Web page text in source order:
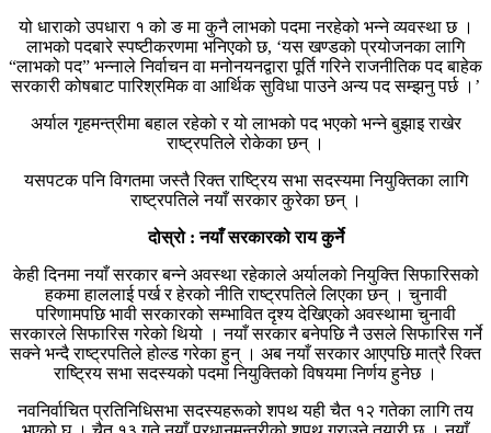
यो धाराको उपधारा १ को ङ मा कुनै लाभको पदमा नरहेको भन्ने व्यवस्था छ ।
लाभको पदबारे स्पष्टीकरणमा भनिएको छ, ‘यस खण्डको प्रयोजनका लागि
“लाभको पद” भन्नाले निर्वाचन वा मनोनयनद्वारा पूर्ति गरिने राजनीतिक पद बाहेक
सरकारी कोषबाट पारिश्रमिक वा आर्थिक सुविधा पाउने अन्य पद सम्झनु पर्छ ।’
अर्याल गृहमन्त्रीमा बहाल रहेको र यो लाभको पद भएको भन्ने बुझाइ राखेर
राष्ट्रपतिले रोकेका छन् ।
यसपटक पनि विगतमा जस्तै रिक्त राष्ट्रिय सभा सदस्यमा नियुक्तिका लागि
राष्ट्रपतिले नयाँ सरकार कुरेका छन् ।
दोस्रो : नयाँ सरकारको राय कुर्ने
केही दिनमा नयाँ सरकार बन्ने अवस्था रहेकाले अर्यालको नियुक्ति सिफारिसको
हकमा हाललाई पर्ख र हेरको नीति राष्ट्रपतिले लिएका छन् । चुनावी
परिणामपछि भावी सरकारको सम्भावित दृश्य देखिएको अवस्थामा चुनावी
सरकारले सिफारिस गरेको थियो । नयाँ सरकार बनेपछि नै उसले सिफारिस गर्ने
सक्ने भन्दै राष्ट्रपतिले होल्ड गरेका हुन् । अब नयाँ सरकार आएपछि मात्रै रिक्त
राष्ट्रिय सभा सदस्यको पदमा नियुक्तिको विषयमा निर्णय हुनेछ ।
नवनिर्वाचित प्रतिनिधिसभा सदस्यहरूको शपथ यही चैत १२ गतेका लागि तय